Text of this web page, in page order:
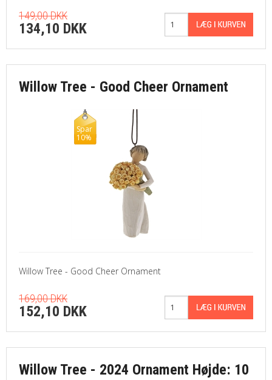
149,00 DKK
134,10 DKK
Willow Tree - Good Cheer Ornament
Spar
10%
Willow Tree - Good Cheer Ornament
169,00 DKK
152,10 DKK
Willow Tree - 2024 Ornament Højde: 10